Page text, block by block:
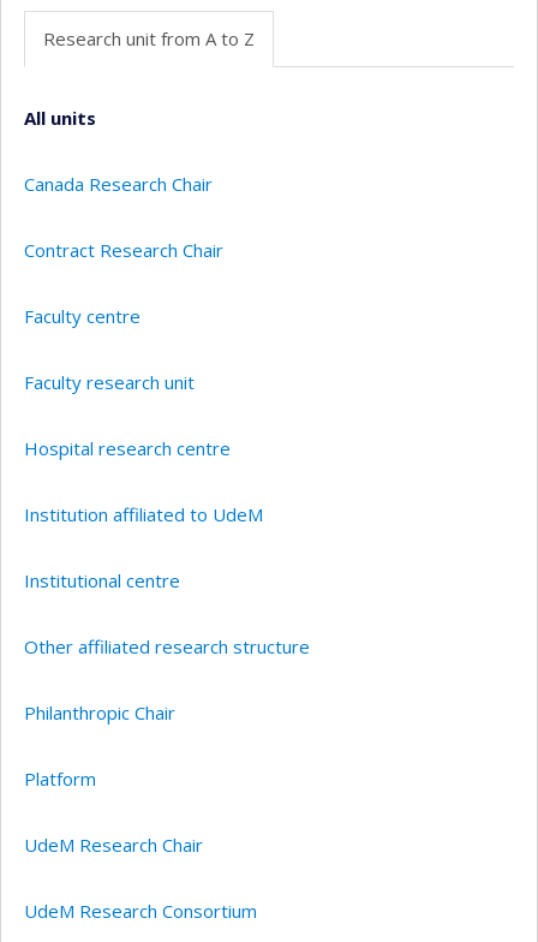
Research unit from A to Z
All units
Canada Research Chair
Contract Research Chair
Faculty centre
Faculty research unit
Hospital research centre
Institution affiliated to UdeM
Institutional centre
Other affiliated research structure
Philanthropic Chair
Platform
UdeM Research Chair
UdeM Research Consortium